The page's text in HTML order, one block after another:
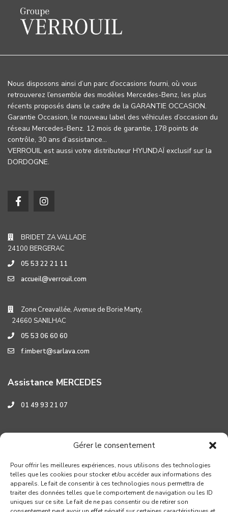
Gérer le consentement
Pour offrir les meilleures expériences, nous utilisons des technologies
telles que les cookies pour stocker et/ou accéder aux informations des
appareils. Le fait de consentir à ces technologies nous permettra de
traiter des données telles que le comportement de navigation ou les ID
uniques sur ce site. Le fait de ne pas consentir ou de retirer son
Nous disposons ainsi d’un parc d’occasions fourni, où vous
retrouverez l’ensemble des modèles Mercedes-Benz, les plus
récents proposés dans le cadre de la GARANTIE OCCASION.
Garantie Occasion, le nouveau label des véhicules d’occasion du
réseau Mercedes-Benz. 12 mois de garantie, 178 points de
contrôle, 30 ans d’assistance…
VERROUIL est aussi votre distributeur HYUNDAÏ exclusif sur la
DORDOGNE.
BRIDET ZA VALLADE
24100 BERGERAC
05 53 22 21 11
accueil@verrouil.com
Zone Creavallée, Avenue de Borie Marty,
24660 SANILHAC
05 53 06 60 60
f.imbert@sarlava.com
Assistance MERCEDES
01 49 93 21 07
Assistance HYUNDAI